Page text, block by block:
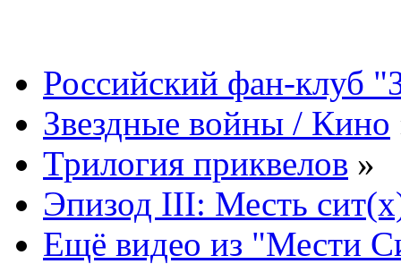
Российский фан-клуб
Звездные войны / Кино
Трилогия приквелов »
Эпизод III: Месть
Ещё видео из "Мести